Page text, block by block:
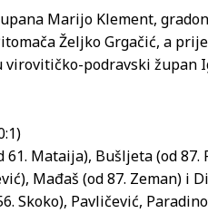
Marijo Klement,
Željko Grgačić, a
podravski župan
Mataija), Bušljeta (od 87.
Mađaš (od 87. Zeman) i
Skoko), Pavličević,